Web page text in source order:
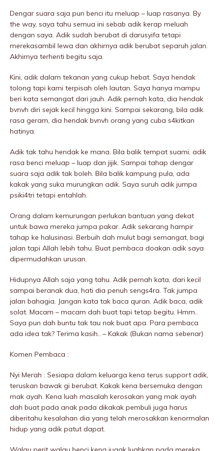
Dengar suara saja pun benci itu meluap – luap rasanya. By
the way, saya tahu semua ini sebab adik kerap meluah
dengan saya. Adik sudah berubat di darusyifa tetapi
merekasambil lewa dan akhirnya adik berubat separuh jalan.
Akhirnya terhenti begitu saja.
Kini, adik dalam tekanan yang cukup hebat. Saya hendak
tolong tapi kami terpisah oleh lautan. Saya hanya mampu
beri kata semangat dari jauh. Adik pernah kata, dia hendak
bvnvh diri sejak kecil hingga kini. Sampai sekarang, bila adik
rasa geram, dia hendak bvnvh orang yang cuba s4kitkan
hatinya.
Adik tak tahu hendak ke mana. Bila balik tempat suami, adik
rasa benci meluap – luap dan jijik. Sampai tahap dengar
suara saja adik tak boleh. Bila balik kampung pula, ada
kakak yang suka murungkan adik. Saya suruh adik jumpa
psiki4tri tetapi entahlah.
Orang dalam kemurungan perIukan bantuan yang dekat
untuk bawa mereka jumpa pakar. Adik sekarang hampir
tahap ke halusinasi. Berbuih dah mulut bagi semangat, bagi
jalan tapi Allah lebih tahu. Buat pembaca doakan adik saya
dipermudahkan urusan.
Hidupnya Allah saja yang tahu. Adik pernah kata, dari kecil
sampai beranak dua, hati dia penuh sengs4ra. Tak jumpa
jalan bahagia. Jangan kata tak baca quran. Adik baca, adik
solat. Macam – macam dah buat tapi tetap begitu. Hmm..
Saya pun dah buntu tak tau nak buat apa. Para pembaca
ada idea tak? Terima kasih.. – Kakak (Bukan nama sebenar)
Komen Pembaca :
Nyi Merah : Sesiapa dalam keluarga kena terus support adik,
teruskan bawak gi berubat. Kakak kena bersemuka dengan
mak ayah. Kena luah masalah kerosakan yang mak ayah
dah buat pada anak pada dikakak pembuIi juga harus
diberitahu kesalahan dia yang telah merosakkan kenormalan
hidup yang adik patut dapat.